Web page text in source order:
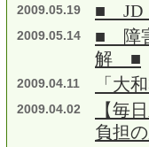
2009.05.19 ■ JD
2009.05.14
■ 障
解 ■
2009.04.11 「大
2009.04.02
【毎
負担